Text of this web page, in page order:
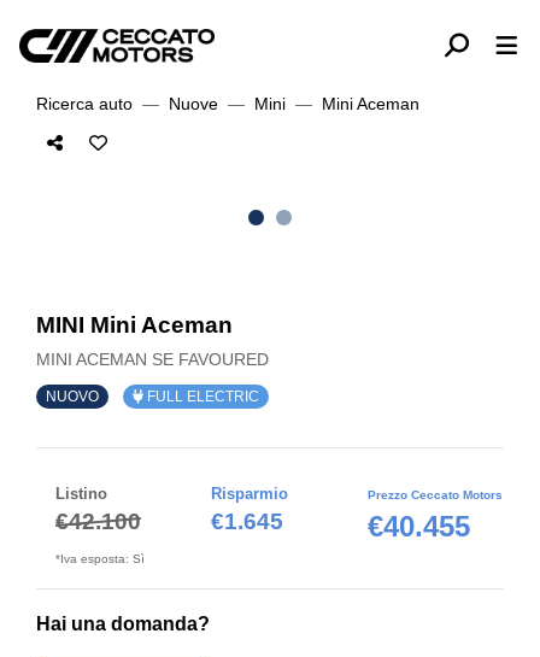
Ricerca auto Nuove Mini Mini Aceman
MINI Mini Aceman
MINI ACEMAN SE FAVOURED
NUOVO FULL ELECTRIC
Listino
€42.100
Risparmio
€1.645
Prezzo Ceccato Motors
€40.455
*Iva esposta: Sì
Hai una domanda?